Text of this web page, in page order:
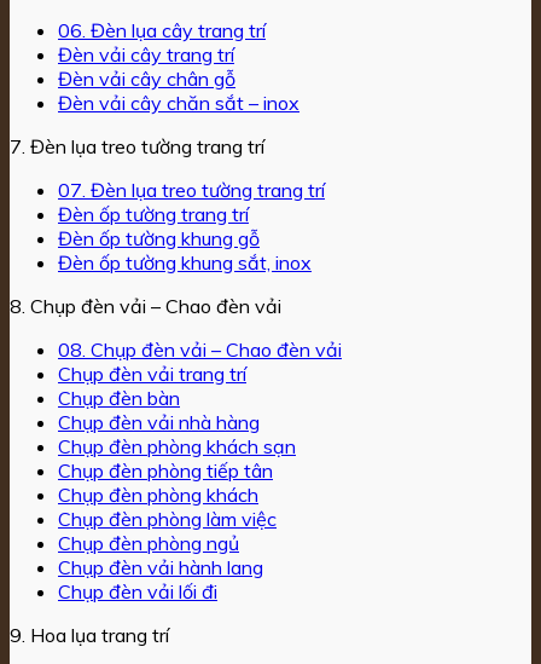
06. Đèn lụa cây trang trí
Đèn vải cây trang trí
Đèn vải cây chân gỗ
Đèn vải cây chăn sắt – inox
7. Đèn lụa treo tường trang trí
07. Đèn lụa treo tường trang trí
Đèn ốp tường trang trí
Đèn ốp tường khung gỗ
Đèn ốp tường khung sắt, inox
8. Chụp đèn vải – Chao đèn vải
08. Chụp đèn vải – Chao đèn vải
Chụp đèn vải trang trí
Chụp đèn bàn
Chụp đèn vải nhà hàng
Chụp đèn phòng khách sạn
Chụp đèn phòng tiếp tân
Chụp đèn phòng khách
Chụp đèn phòng làm việc
Chụp đèn phòng ngủ
Chụp đèn vải hành lang
Chụp đèn vải lối đi
9. Hoa lụa trang trí